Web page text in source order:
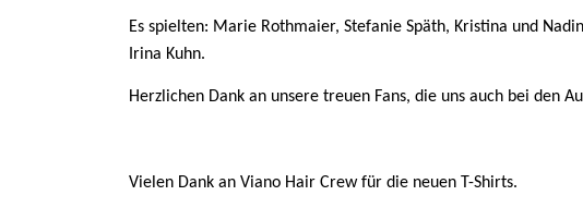
Es spielten: Marie Rothmaier, Stefanie Späth, Kristina und
Irina Kuhn.
Herzlichen Dank an unsere treuen Fans, die uns auch bei den
Vielen Dank an Viano Hair Crew für die neuen T-Shirts.